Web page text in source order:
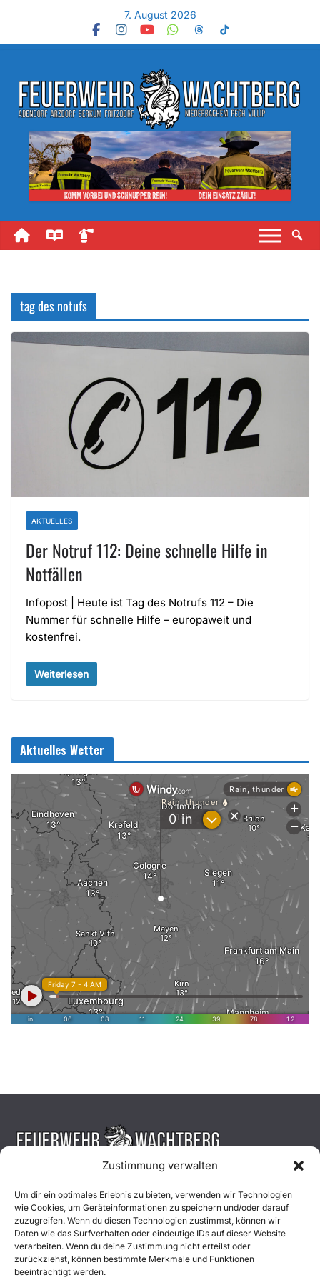
Zustimmung verwalten
Um dir ein optimales Erlebnis zu bieten, verwenden wir Technologien
wie Cookies, um Geräteinformationen zu speichern und/oder darauf
zuzugreifen. Wenn du diesen Technologien zustimmst, können wir
Daten wie das Surfverhalten oder eindeutige IDs auf dieser Website
verarbeiten. Wenn du deine Zustimmung nicht erteilst oder
zurückziehst, können bestimmte Merkmale und Funktionen
beeinträchtigt werden.
7. August 2026
tag des notufs
AKTUELLES
Der Notruf 112: Deine schnelle Hilfe in
Notfällen
Infopost | Heute ist Tag des Notrufs 112 – Die
Nummer für schnelle Hilfe – europaweit und
kostenfrei.
Weiterlesen
Aktuelles Wetter
Aktuelles
Einsätze
Unsere Jugend